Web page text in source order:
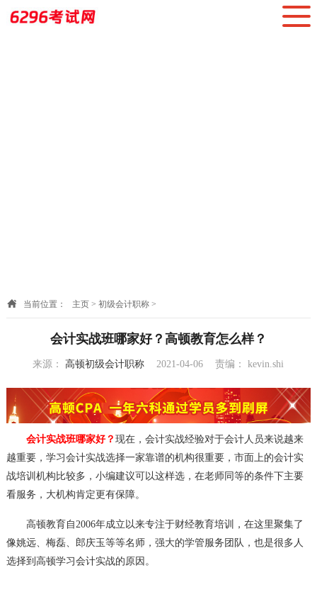
当前位置： 主页> 初级会计职称>
会计实战班哪家好？高顿教育怎么样？
来源：高顿初级会计职称
2021-04-06
责编：kevin.shi
会计实战班哪家好？ 现在，会计实战经验对于会计人员来说越来
越重要，学习会计实战选择一家靠谱的机构很重要，市面上的会计实
战培训机构比较多，小编建议可以这样选，在老师同等的条件下主要
看服务，大机构肯定更有保障。
高顿教育自2006年成立以来专注于财经教育培训，在这里聚集了
像姚远、梅磊、郎庆玉等等名师，强大的学管服务团队，也是很多人
选择到高顿学习会计实战的原因。